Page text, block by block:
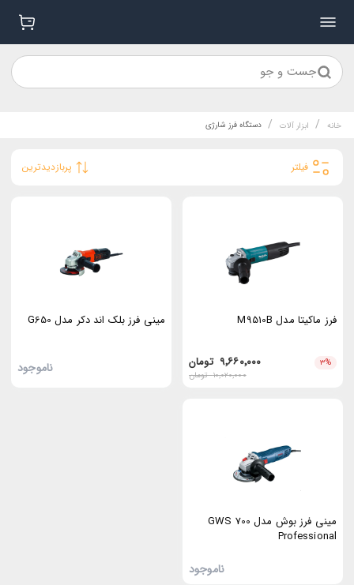
جست و جو
خانه / ابزار آلات / دستگاه فرز شارژی
فیلتر پربازدیدترین
فرز ماکیتا مدل M9510B
۳% ۹٬۶۶۰٬۰۰۰ تومان
۱۰٬۰۲۰٬۰۰۰تومان
مینی فرز بلک اند دکر مدل G650
ناموجود
مینی فرز بوش مدل GWS 700
Professional
ناموجود